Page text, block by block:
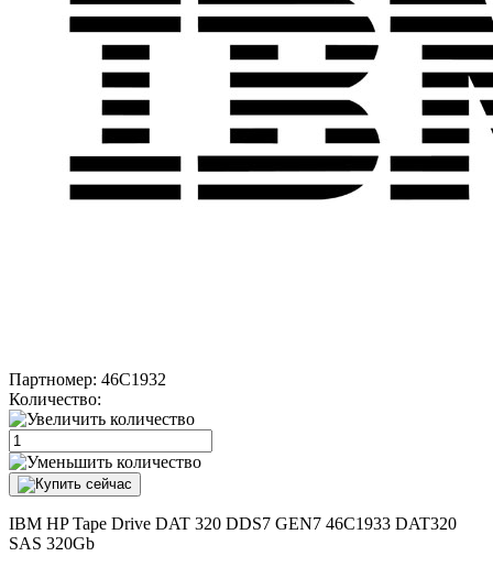
Партномер: 46C1932
Количество:
IBM HP Tape Drive DAT 320 DDS7 GEN7 46C1933 DAT320
SAS 320Gb